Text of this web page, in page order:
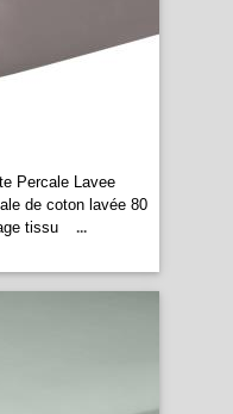
Percale Lavee
de coton lavée 80
tissu
...